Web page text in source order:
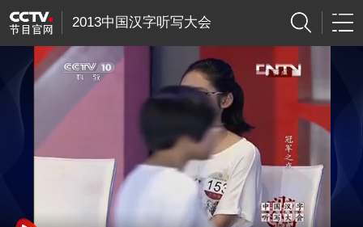
2013中国汉字听写大会